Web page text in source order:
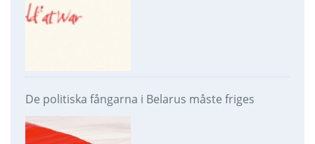
De politiska fångarna i Belarus måste friges